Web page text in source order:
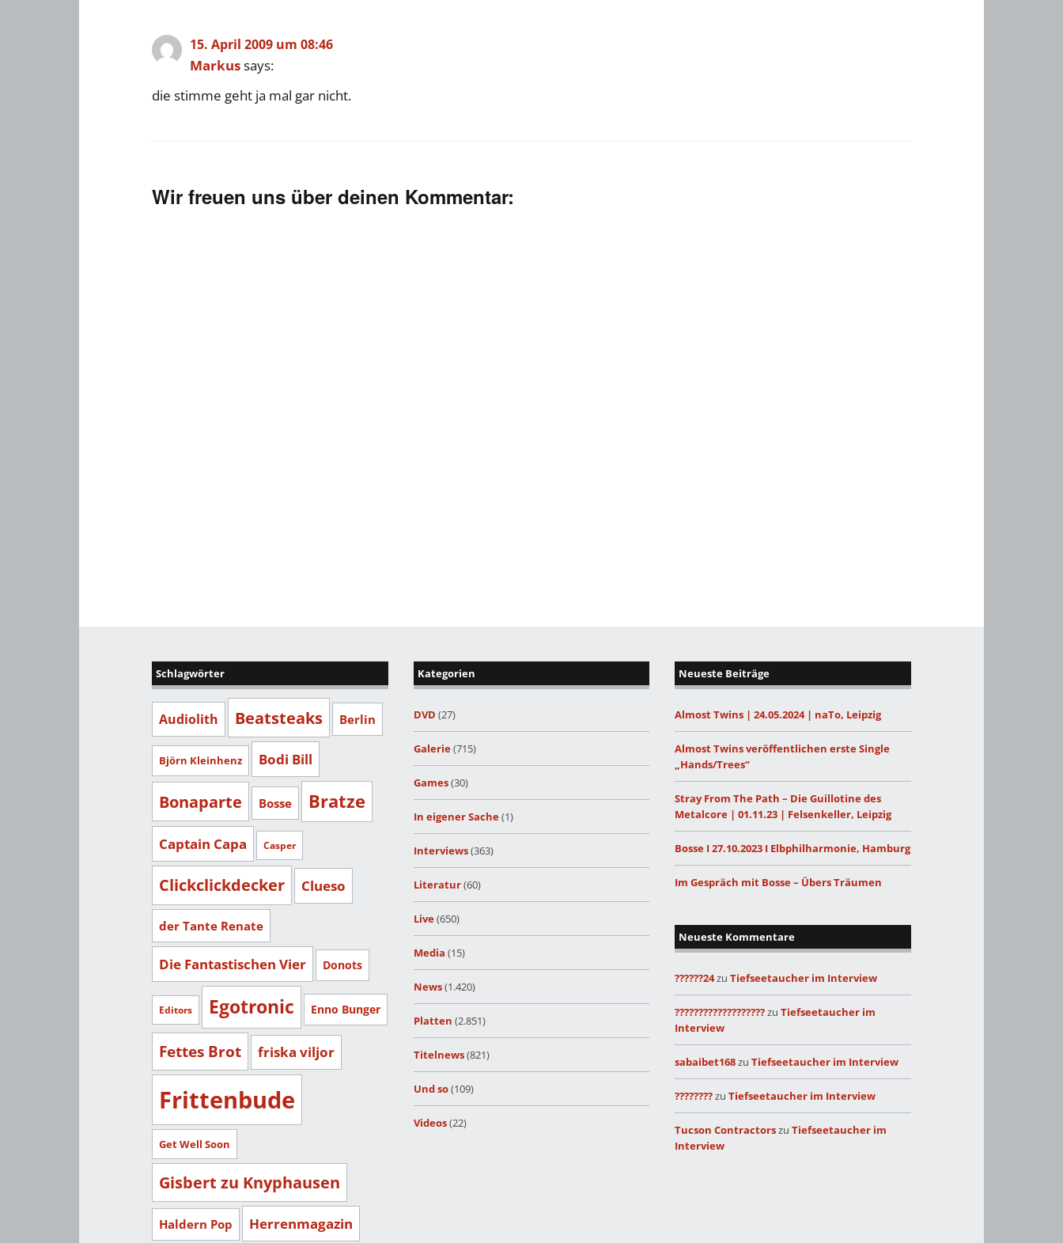
15. April 2009 um 08:46
Markussays:
die stimme geht ja mal gar nicht.
Wir freuen uns über deinen Kommentar:
Schlagwörter
Audiolith Beatsteaks Berlin
Björn Kleinhenz Bodi Bill
Bonaparte Bosse Bratze
Captain Capa Casper
Clickclickdecker Clueso
der Tante Renate
Die Fantastischen Vier Donots
Editors Egotronic Enno Bunger
Fettes Brot friska viljor
Frittenbude
Get Well Soon
Gisbert zu Knyphausen
Haldern Pop Herrenmagazin
Kategorien
DVD (27)
Galerie(715)
Games(30)
In eigener Sache(1)
Interviews(363)
Literatur(60)
Live(650)
Media (15)
News(1.420)
Platten (2.851)
Titelnews(821)
Und so(109)
Videos(22)
Neueste Beiträge
Almost Twins | 24.05.2024 | naTo, Leipzig
Almost Twins veröffentlichen erste Single
„Hands/Trees“
Stray From The Path – Die Guillotine des
Metalcore | 01.11.23 | Felsenkeller, Leipzig
Bosse I 27.10.2023 I Elbphilharmonie, Hamburg
Im Gespräch mit Bosse – Übers Träumen
Neueste Kommentare
??????24zuTiefseetaucher im Interview
???????????????????zuTiefseetaucher im
Interview
sabaibet168zuTiefseetaucher im Interview
????????zuTiefseetaucher im Interview
Tucson ContractorszuTiefseetaucher im
Interview